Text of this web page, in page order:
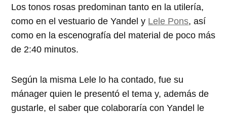
Los tonos rosas predominan tanto en la utilería,
como en el vestuario de Yandel y Lele Pons, así
como en la escenografía del material de poco más
de 2:40 minutos.
Según la misma Lele lo ha contado, fue su
mánager quien le presentó el tema y, además de
gustarle, el saber que colaboraría con Yandel le